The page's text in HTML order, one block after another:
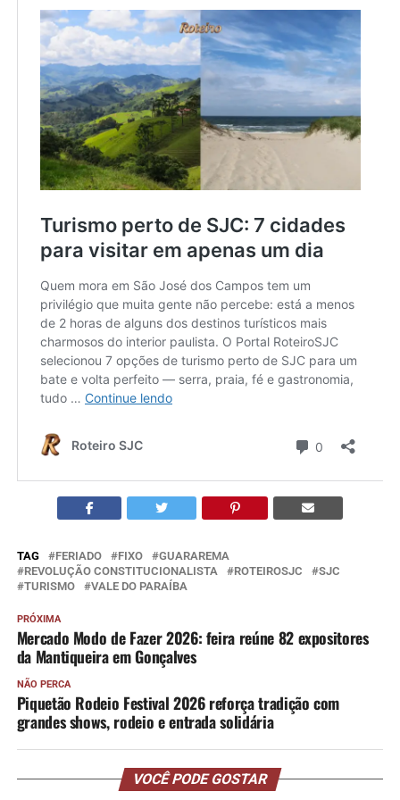
TAG FERIADO FIXO
GUARAREMA
REVOLUÇÃO CONSTITUCIONALISTA
ROTEIROSJC
SJC
TURISMO
VALE DO PARAÍBA
PRÓXIMA
Mercado Modo de Fazer 2026: feira reúne 82 expositores
da Mantiqueira em Gonçalves
NÃO PERCA
Piquetão Rodeio Festival 2026 reforça tradição com
grandes shows, rodeio e entrada solidária
VOCÊ PODE GOSTAR